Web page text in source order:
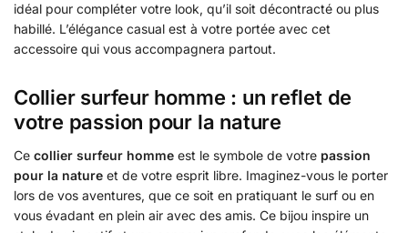
idéal pour compléter votre look, qu’il soit décontracté ou plus
habillé. L’élégance casual est à votre portée avec cet
accessoire qui vous accompagnera partout.
Collier surfeur homme : un reflet de
votre passion pour la nature
Ce collier surfeur homme est le symbole de votre passion
pour la nature et de votre esprit libre. Imaginez-vous le porter
lors de vos aventures, que ce soit en pratiquant le surf ou en
vous évadant en plein air avec des amis. Ce bijou inspire un